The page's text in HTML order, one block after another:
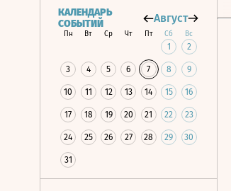
КАЛЕНДАРЬ
СОБЫТИЙ
Август
Пн Вт Ср Чт Пт Сб Вс
1 2
3 4 5 6 7 8 9
10 11 12 13 14 15 16
17 18 19 20 21 22 23
24 25 26 27 28 29 30
31